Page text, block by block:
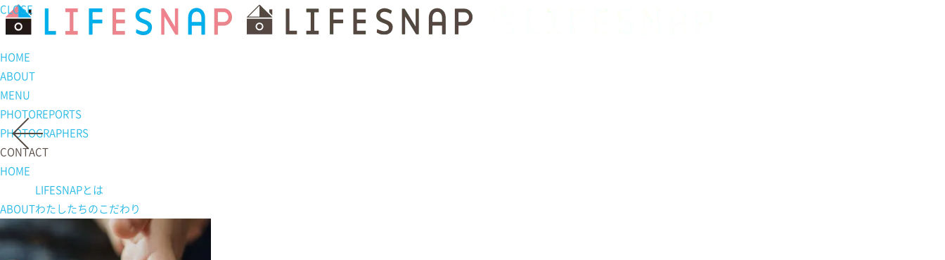
HOME
ABOUT
MENU
PHOTOREPORTS
PHOTOGRAPHERS
CONTACT
HOME
ABOUT
LIFESNAPとは
わたしたちの こだわり
CLOSE